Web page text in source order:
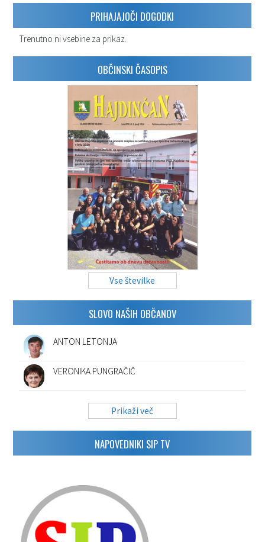
PRIHAJAJOČI DOGODKI
Trenutno ni vsebine za prikaz.
OBČINSKI ČASOPIS
Vse številke
SLOVO NAŠIH OBČANOV
ANTON LETONJA
VERONIKA PUNGRAČIČ
Prikaži več
NAPOVEDNIKI SIP TV